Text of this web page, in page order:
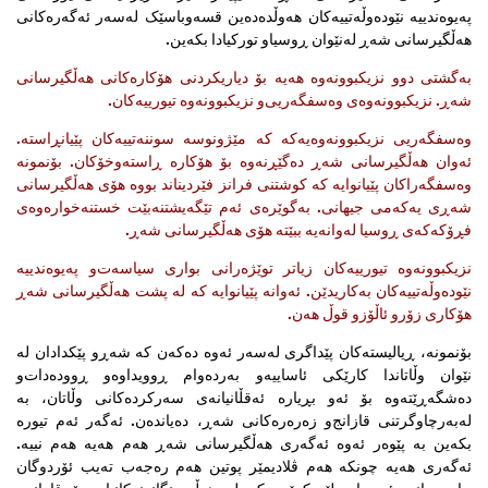
پەیوەندییە نێودەوڵەتییەکان هەوڵدەدەین قسەوباسێک لەسەر ئەگەرەکانی
هەڵگیرسانی شەڕ لەنێوان ڕوسیاو تورکیادا بکەین.
بەگشتی دوو نزیکبوونەوە هەیە بۆ دیاریکردنی هۆکارەکانی هەڵگیرسانی
شەڕ. نزیکبوونەوەی وەسفگەریی‌و نزیکبوونەوە تیورییەکان.
وەسفگەریی نزیکبوونەوەیەکە کە مێژونوسە سوننەتییەکان پێیانڕاستە.
ئەوان هەڵگیرسانی شەڕ دەگێڕنەوە بۆ هۆکارە ڕاستەوخۆکان. بۆنمونە
وەسفگەراکان پێیانوایە کە کوشتنی فرانز فێردیناند بووە هۆی هەڵگیرسانی
شەڕی یەکەمی جیهانی. بەگوێرەی ئەم تێگەیشتنەبێت خستنەخوارەوەی
فڕۆکەکەی ڕوسیا لەوانەیە ببێتە هۆی هەڵگیرسانی شەڕ.
نزیکبوونەوە تیورییەکان زیاتر توێژەرانی بواری سیاسەت‌و پەیوەندییە
نێودەوڵەتییەکان بەکاریدێن. ئەوانە پێیانوایە کە لە پشت هەڵگیرسانی شەڕ
هۆکاری زۆرو ئاڵۆزو قوڵ هەن.
بۆنمونە، ڕیالیستەکان پێداگری لەسەر ئەوە دەکەن کە شەڕو پێکدادان لە
نێوان وڵاتاندا کارێکی ئاساییەو بەردەوام ڕوویداوەو ڕوودەدات‌و
دەشگەڕێتەوە بۆ ئەو بڕیارە ئەقڵانیانەی سەرکردەکانی وڵاتان، بە
لەبەرچاوگرتنی قازانج‌و زەرەرەکانی شەڕ، دەیاندەن. ئەگەر ئەم تیورە
بکەین بە پێوەر ئەوە ئەگەری هەڵگیرسانی شەڕ هەم هەیە هەم نییە.
ئەگەری هەیە چونکە هەم ڤلادیمێر پوتین هەم رەجەب تەیب ئۆردوگان